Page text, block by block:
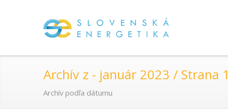
Archív z - január 2023 / Strana 1
Archív podľa dátumu